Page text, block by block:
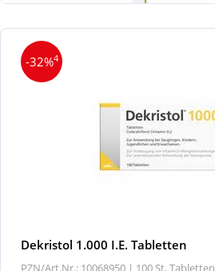
-32%4
Dekristol 1.000 I.E. Tabletten
PZN/Art.Nr.: 10068950 | 100 St, Tabletten